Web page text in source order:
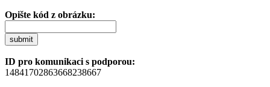
Opište kód z obrázku:
submit
ID pro komunikaci s podporou:
14841702863668238667